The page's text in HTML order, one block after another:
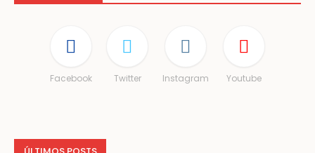
Facebook Twitter Instagram Youtube